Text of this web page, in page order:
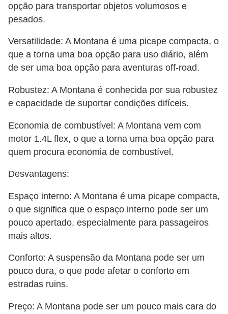
opção para transportar objetos volumosos e
pesados.
Versatilidade: A Montana é uma picape compacta, o
que a torna uma boa opção para uso diário, além
de ser uma boa opção para aventuras off-road.
Robustez: A Montana é conhecida por sua robustez
e capacidade de suportar condições difíceis.
Economia de combustível: A Montana vem com
motor 1.4L flex, o que a torna uma boa opção para
quem procura economia de combustível.
Desvantagens:
Espaço interno: A Montana é uma picape compacta,
o que significa que o espaço interno pode ser um
pouco apertado, especialmente para passageiros
mais altos.
Conforto: A suspensão da Montana pode ser um
pouco dura, o que pode afetar o conforto em
estradas ruins.
Preço: A Montana pode ser um pouco mais cara do
r
i
c
o
s
e
h
b
r
d
o
s